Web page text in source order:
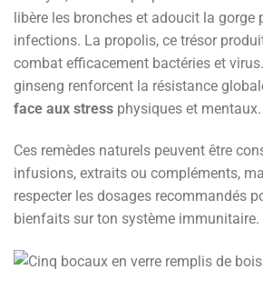
libère les bronches et adoucit la gorge
infections. La propolis, ce trésor
combat efficacement bactéries et
ginseng renforcent la résistance
face aux stress physiques et mentaux.
Ces remèdes naturels peuvent être
infusions, extraits ou compléments,
respecter les dosages recommandés
bienfaits sur ton système immunitaire.